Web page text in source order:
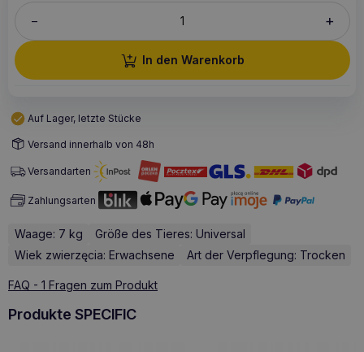
– +
In den Warenkorb
Auf Lager, letzte Stücke
Versand innerhalb von 48h
Versandarten
Zahlungsarten
Waage: 7 kg
Größe des Tieres: Universal
Wiek zwierzęcia: Erwachsene
Art der Verpflegung: Trocken
FAQ - 1 Fragen zum Produkt
Produkte SPECIFIC